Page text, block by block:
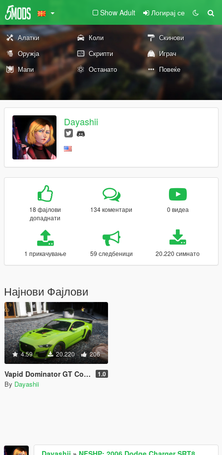
Show Adult Логирај се
Алатки Коли
Скинови
Оружја
Скрипти
Играч
Мапи
Останато Повеќе
Dayashii
18 фајлови
допаднати
134 коментари 0 видеа
1 прикачување 59 следбеници 20.220 симнато
Најнови Фајлови
4.59 20.220 206
Vapid Dominator GT Coupe [Add-On | Tuning] 1.0
By Dayashii